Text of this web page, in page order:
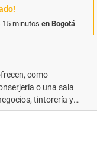
15 minutos en Bogotá
como
o una sala
tintorería y
Se ofrece
de pago